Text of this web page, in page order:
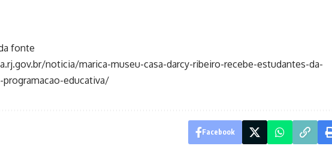
fonte
noticia/marica-museu-casa-darcy-ribeiro-recebe-estudantes-da-
educativa/
Facebook